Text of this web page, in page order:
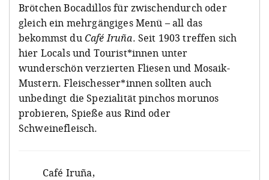
Brötchen Bocadillos für zwischendurch oder
gleich ein mehrgängiges Menü – all das
bekommst duCafé Iruña. Seit 1903 treffen sich
hier Locals und Tourist*innen unter
wunderschön verzierten Fliesen und Mosaik-
Mustern. Fleischesser*innen sollten auch
unbedingt die Spezialität pinchos morunos
probieren, Spieße aus Rind oder
Schweinefleisch.
Café Iruña,